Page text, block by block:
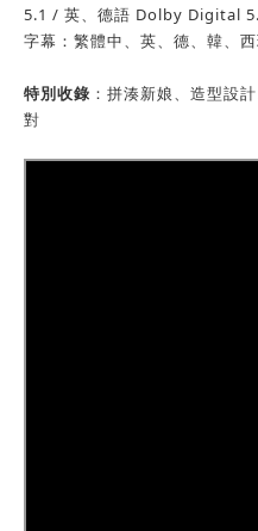
5.1 / 英、德語 Dolby Digital
字幕：繁體中、英、德、韓、
特別收錄 ：拼湊新娘、造型設
對